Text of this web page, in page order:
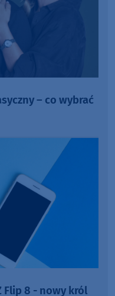
– co wybrać
Flip 8 - nowy król